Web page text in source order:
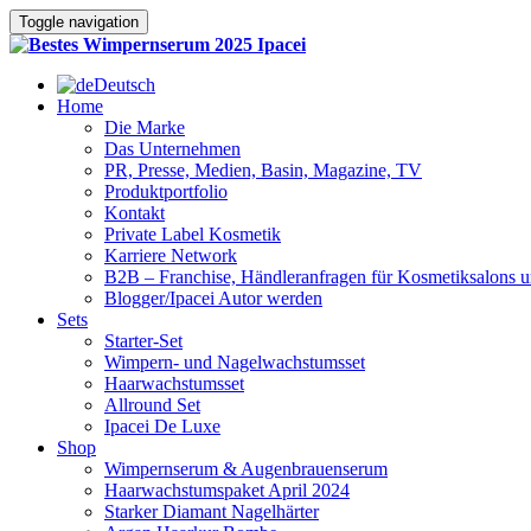
Toggle navigation
Deutsch
Home
Die Marke
Das Unternehmen
PR, Presse, Medien, Basin, Magazine, TV
Produktportfolio
Kontakt
Private Label Kosmetik
Karriere Network
B2B – Franchise, Händleranfragen für Kosmetiksalons
Blogger/Ipacei Autor werden
Sets
Starter-Set
Wimpern- und Nagelwachstumsset
Haarwachstumsset
Allround Set
Ipacei De Luxe
Shop
Wimpernserum & Augenbrauenserum
Haarwachstumspaket April 2024
Starker Diamant Nagelhärter